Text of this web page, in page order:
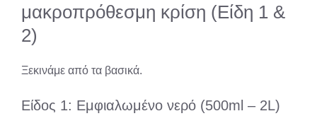
μακροπρόθεσμη κρίση (Είδη 1 &
2)
Ξεκινάμε από τα βασικά.
Είδος 1: Εμφιαλωμένο νερό (500ml – 2L)